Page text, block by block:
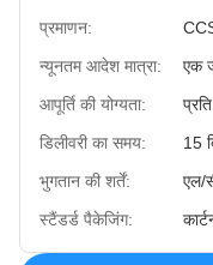
प्रमाणन:
न्यूनतम आदेश मात्रा:
एक
आपूर्ति की योग्यता:
डिलीवरी का समय:
15
भुगतान की शर्तें:
एल/
स्टैंडर्ड पैकेजिंग: